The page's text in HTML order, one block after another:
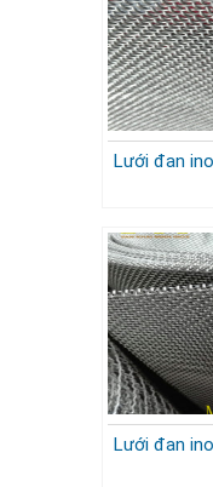
Lưới đan
Lưới đan